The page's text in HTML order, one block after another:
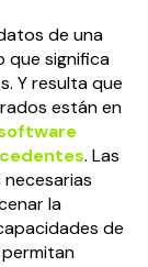
de una
que significa
Y resulta que
están en
. Las
la
de